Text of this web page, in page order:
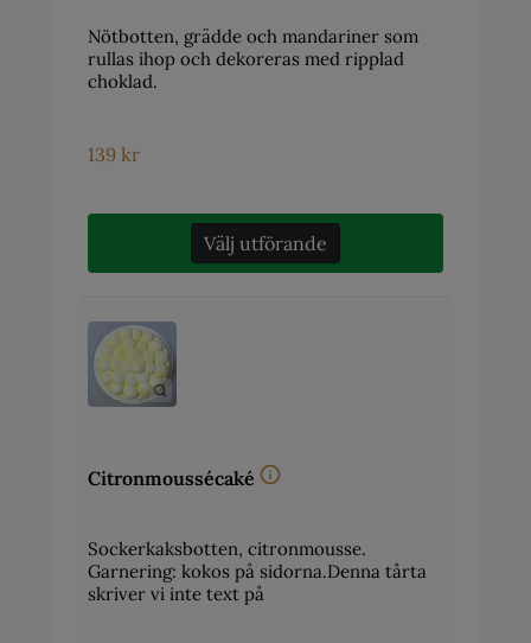
Nötbotten, grädde och mandariner som
rullas ihop och dekoreras med ripplad
choklad.
139 kr
Välj utförande
Citronmoussécaké
Sockerkaksbotten, citronmousse.
Garnering: kokos på sidorna.Denna tårta
skriver vi inte text på